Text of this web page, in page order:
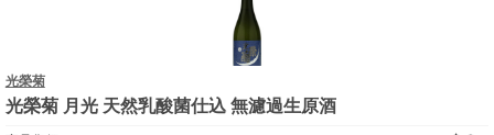
光榮菊
光榮菊 月光 天然乳酸菌仕込 無濾過生原酒